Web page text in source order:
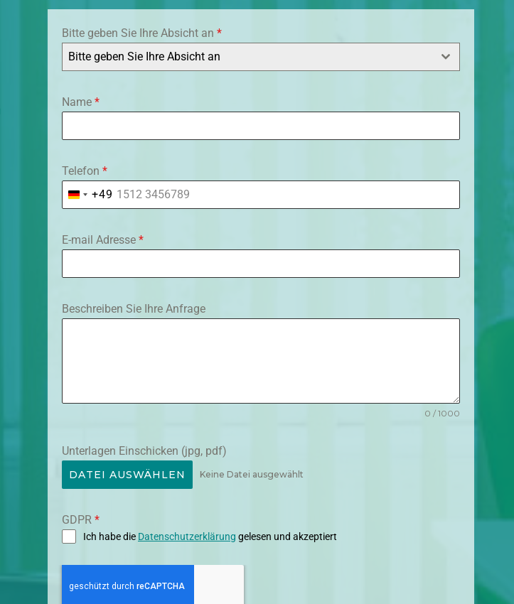
Bitte geben Sie Ihre Absicht an *
Bitte geben Sie Ihre Absicht an
Name *
Telefon *
G
R
N
9
+49
E-mail Adresse *
Beschreiben Sie Ihre Anfrage
0 / 1000
Unterlagen Einschicken (jpg, pdf)
DATEI AUSWÄHLEN Keine Datei ausgewählt
GDPR *
Ich habe die Datenschutzerklärung gelesen und akzeptiert